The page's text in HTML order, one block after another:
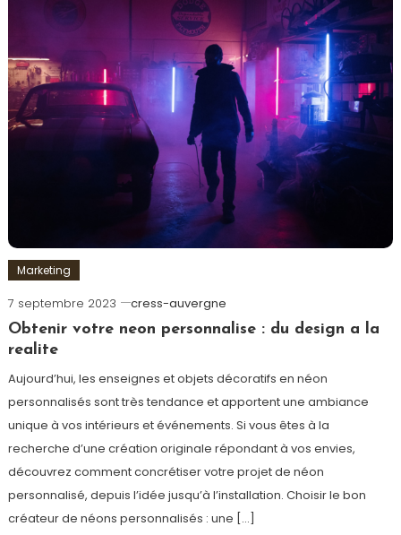
Marketing
7 septembre 2023
cress-auvergne
Obtenir votre neon personnalise : du design a la
realite
Aujourd’hui, les enseignes et objets décoratifs en néon
personnalisés sont très tendance et apportent une ambiance
unique à vos intérieurs et événements. Si vous êtes à la
recherche d’une création originale répondant à vos envies,
découvrez comment concrétiser votre projet de néon
personnalisé, depuis l’idée jusqu’à l’installation. Choisir le bon
créateur de néons personnalisés : une […]